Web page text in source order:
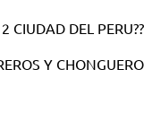
CIUDAD DEL
Y